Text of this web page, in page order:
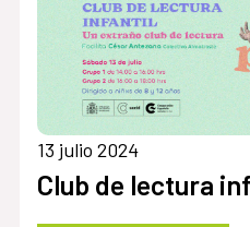
13 julio 2024
Club de lectura